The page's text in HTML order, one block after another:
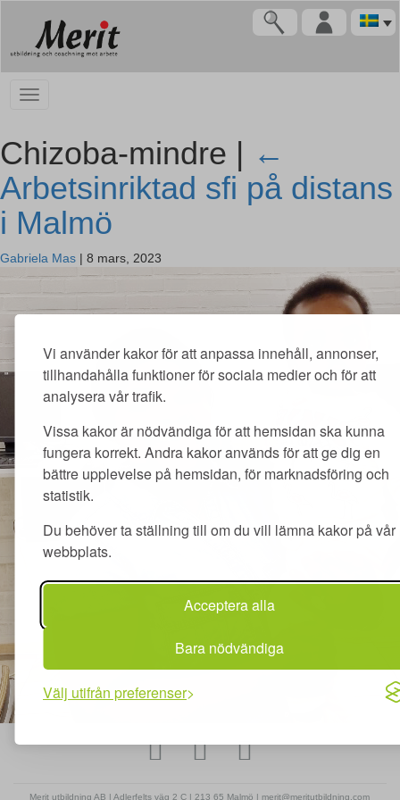
Vi använder kakor för att anpassa innehåll, annonser,
tillhandahålla funktioner för sociala medier och för att
analysera vår trafik.
Vissa kakor är nödvändiga för att hemsidan ska kunna
fungera korrekt. Andra kakor används för att ge dig en
bättre upplevelse på hemsidan, för marknadsföring och
statistik.
Du behöver ta ställning till om du vill lämna kakor på vår
webbplats.
Acceptera alla
Bara nödvändiga
Välj utifrån preferenser
Chizoba-mindre | ←
Arbetsinriktad sfi på distans
i Malmö
Gabriela Mas | 8 mars, 2023
Merit utbildning AB | Adlerfelts väg 2 C | 213 65 Malmö | merit@meritutbildning.com